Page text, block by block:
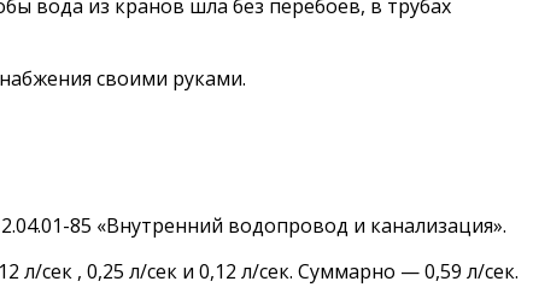
вода из кранов шла без перебоев, в трубах
своими руками.
85 «Внутренний водопровод и канализация».
сек , 0,25 л/сек и 0,12 л/сек. Суммарно — 0,59 л/сек.